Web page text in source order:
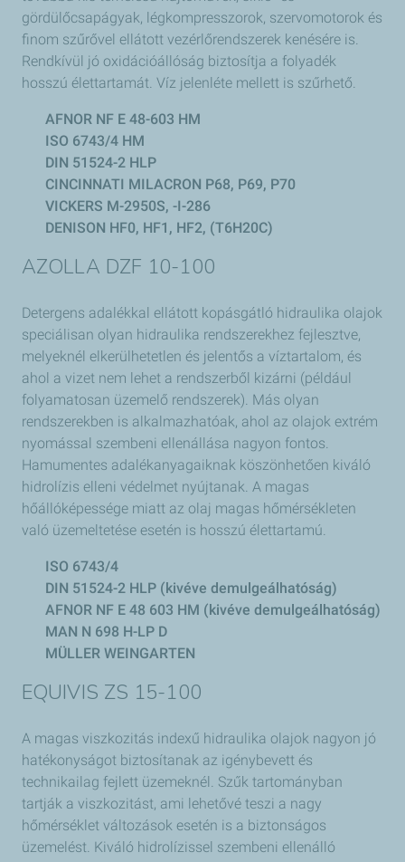
gördülőcsapágyak, légkompresszorok, szervomotorok és
finom szűrővel ellátott vezérlőrendszerek kenésére is.
Rendkívül jó oxidációállóság biztosítja a folyadék
hosszú élettartamát. Víz jelenléte mellett is szűrhető.
AFNOR NF E 48-603 HM
ISO 6743/4 HM
DIN 51524-2 HLP
CINCINNATI MILACRON P68, P69, P70
VICKERS M-2950S, -I-286
DENISON HF0, HF1, HF2, (T6H20C)
AZOLLA DZF 10-100
Detergens adalékkal ellátott kopásgátló hidraulika olajok
speciálisan olyan hidraulika rendszerekhez fejlesztve,
melyeknél elkerülhetetlen és jelentős a víztartalom, és
ahol a vizet nem lehet a rendszerből kizárni (például
folyamatosan üzemelő rendszerek). Más olyan
rendszerekben is alkalmazhatóak, ahol az olajok extrém
nyomással szembeni ellenállása nagyon fontos.
Hamumentes adalékanyagaiknak köszönhetően kiváló
hidrolízis elleni védelmet nyújtanak. A magas
hőállóképessége miatt az olaj magas hőmérsékleten
való üzemeltetése esetén is hosszú élettartamú.
ISO 6743/4
DIN 51524-2 HLP (kivéve demulgeálhatóság)
AFNOR NF E 48 603 HM (kivéve demulgeálhatóság)
MAN N 698 H-LP D
MÜLLER WEINGARTEN
EQUIVIS ZS 15-100
A magas viszkozitás indexű hidraulika olajok nagyon jó
hatékonyságot biztosítanak az igénybevett és
technikailag fejlett üzemeknél. Szűk tartományban
tartják a viszkozitást, ami lehetővé teszi a nagy
hőmérséklet változások esetén is a biztonságos
üzemelést. Kiváló hidrolízissel szembeni ellenálló